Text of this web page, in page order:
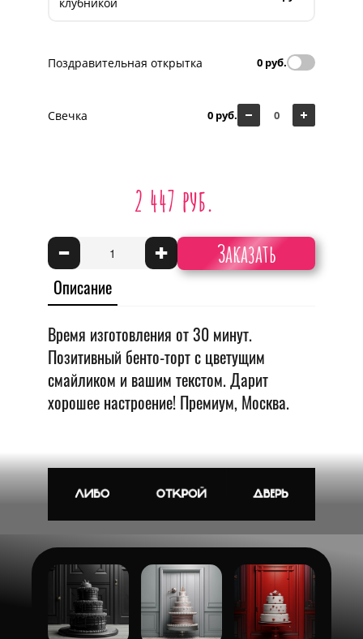
2 447 руб.
Заказать
- +
Поздравительная открытка 0 руб.
Свечка 0 руб.
Описание
Время изготовления от 30 минут.
Позитивный бенто-торт с цветущим
смайликом и вашим текстом. Дарит
хорошее настроение! Премиум, Москва.